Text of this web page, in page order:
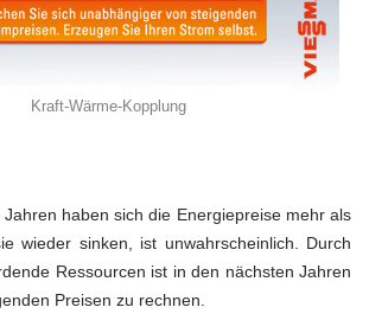
Kraft-Wärme-Kopplung
haben sich die Energiepreise mehr als
wieder sinken, ist unwahrscheinlich. Durch
Ressourcen ist in den nächsten Jahren
Preisen zu rechnen.